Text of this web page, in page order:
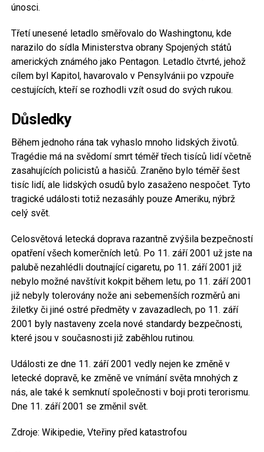
únosci.
Třetí unesené letadlo směřovalo do Washingtonu, kde
narazilo do sídla Ministerstva obrany Spojených států
amerických známého jako Pentagon. Letadlo čtvrté, jehož
cílem byl Kapitol, havarovalo v Pensylvánii po vzpouře
cestujících, kteří se rozhodli vzít osud do svých rukou.
Důsledky
Během jednoho rána tak vyhaslo mnoho lidských životů.
Tragédie má na svědomí smrt téměř třech tisíců lidí včetně
zasahujících policistů a hasičů. Zraněno bylo téměř šest
tisíc lidí, ale lidských osudů bylo zasaženo nespočet. Tyto
tragické události totiž nezasáhly pouze Ameriku, nýbrž
celý svět.
Celosvětová letecká doprava razantně zvýšila bezpečností
opatření všech komerčních letů. Po 11. září 2001 už jste na
palubě nezahlédli doutnající cigaretu, po 11. září 2001 již
nebylo možné navštívit kokpit během letu, po 11. září 2001
již nebyly tolerovány nože ani sebemenších rozměrů ani
žiletky či jiné ostré předměty v zavazadlech, po 11. září
2001 byly nastaveny zcela nové standardy bezpečnosti,
které jsou v současnosti již zaběhlou rutinou.
Události ze dne 11. září 2001 vedly nejen ke změně v
letecké dopravě, ke změně ve vnímání světa mnohých z
nás, ale také k semknutí společnosti v boji proti terorismu.
Dne 11. září 2001 se změnil svět.
Zdroje: Wikipedie, Vteřiny před katastrofou